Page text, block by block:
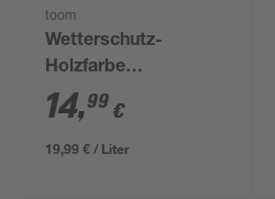
toom
Wetterschutz-
Holzfarbe
'Schwedenrot' rot 750
ml
14,99 €
19,99 € / Liter